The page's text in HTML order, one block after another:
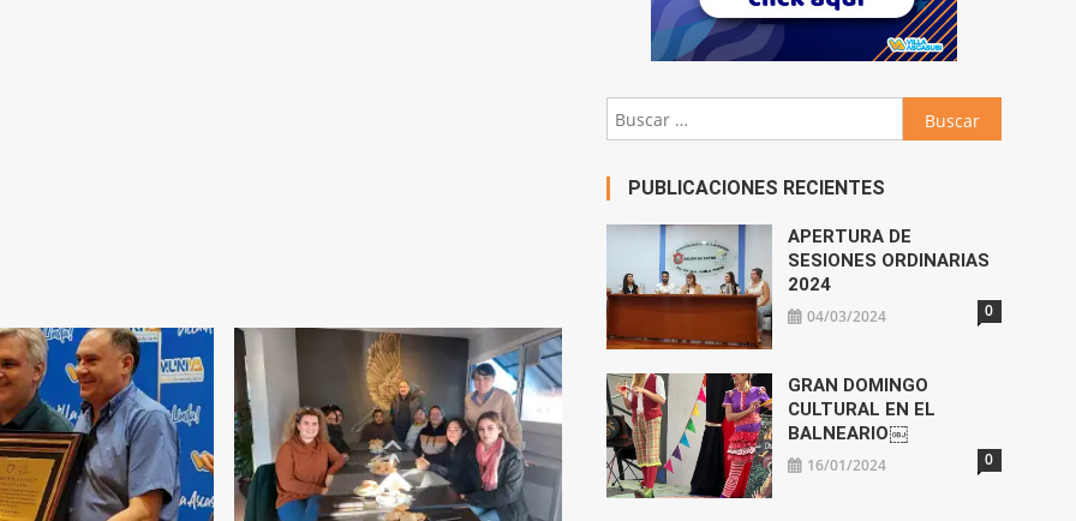
Buscar:
PUBLICACIONES RECIENTES
APERTURA DE
SESIONES ORDINARIAS
2024
04/03/2024 0
GRAN DOMINGO
CULTURAL EN EL
BALNEARIO￼
16/01/2024 0